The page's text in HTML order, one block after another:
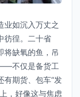
业如沉入万丈之
彷徨。二十省
将缺氧的鱼，吊
不仅是备货工
有期货、包车“发
，好像这与焦虑